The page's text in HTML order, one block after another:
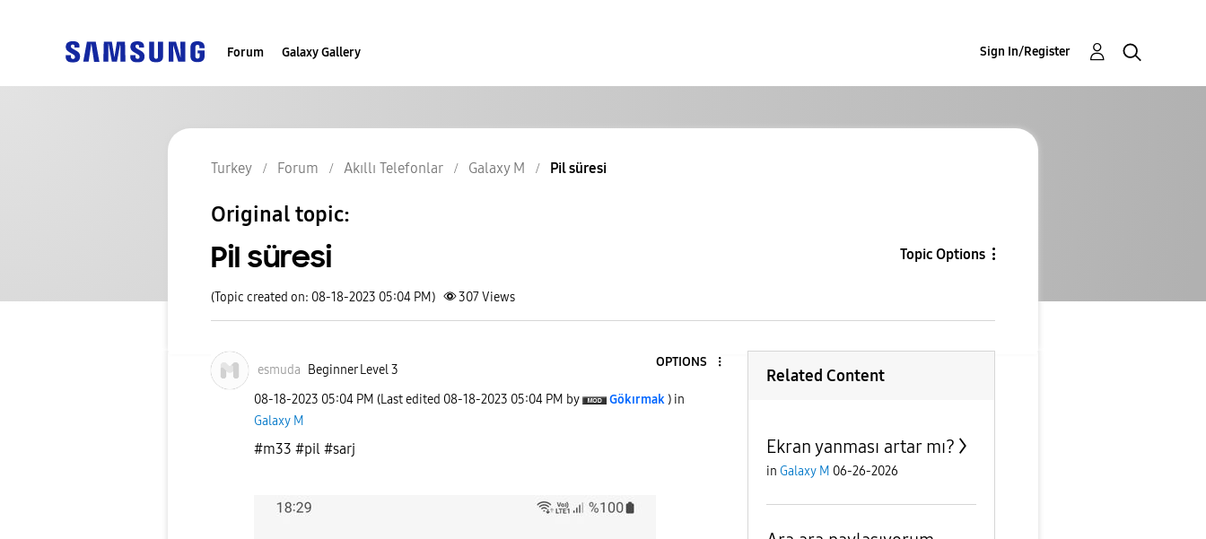
Forum Galaxy Gallery Sign In/Register
Turkey Forum Akıllı Telefonlar Galaxy M Pil süresi
Original topic:
Pil süresi Topic Options
(Topic created on: 08-18-2023 05:04 PM) 307Views
esmuda Beginner Level 3
OPTIONS
‎08-18-2023 05:04 PM (Last edited ‎08-18-2023 05:04 PM by Gökırmak ) in
Galaxy M
#m33 #pil #sarj
Related Content
Ekran yanması artar mı?
in Galaxy M 06-26-2026